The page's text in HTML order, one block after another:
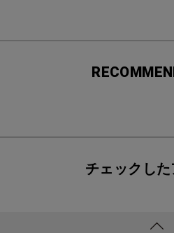
チェックし